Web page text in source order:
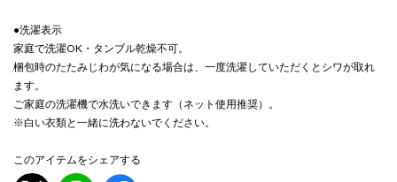
●洗濯表示
家庭で洗濯OK・タンブル乾燥不可。
梱包時のたたみじわが気になる場合は、一度洗濯していただくとシワが取れ
ます。
ご家庭の洗濯機で水洗いできます（ネット使用推奨）。
※白い衣類と一緒に洗わないでください。
このアイテムをシェアする